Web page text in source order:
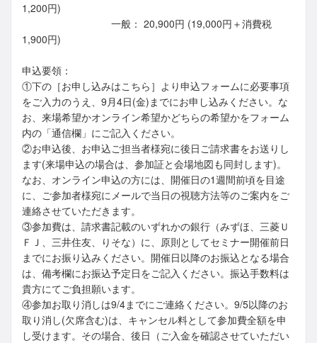
1,200円)
一般： 20,900円 (19,000円＋消費税
1,900円)
申込要領：
①下の［お申し込みはこちら］より申込フォームに必要事項
をご入力のうえ、9月4日(金)までにお申し込みください。な
お、来場希望かオンライン希望かどちらの希望かをフォーム
内の「通信欄」にご記入ください。
②お申込後、お申込ご担当者様宛に後日ご請求書をお送りし
ます(来場申込の場合は、参加証と会場地図も同封します)。
なお、オンライン申込の方には、開催日の1週間前頃を目途
に、ご参加者様宛にメールで当日の視聴方法等のご案内をご
連絡させていただきます。
③参加費は、請求書記載のいずれかの銀行（みずほ、三菱Ｕ
ＦＪ、三井住友、りそな）に、原則としてセミナー開催前日
までにお振り込みください。開催日以降のお振込となる場合
は、備考欄にお振込予定日をご記入ください。振込手数料は
貴方にてご負担願います。
④参加お取り消しは9/4までにご連絡ください。9/5以降のお
取り消し(欠席含む)は、キャンセル料として参加費全額を申
し受けます。その場合、後日（ご入金を確認させていただい